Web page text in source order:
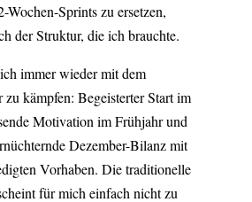
Wochen-Sprints zu ersetzen,
der Struktur, die ich brauchte.
immer wieder mit dem
zu kämpfen: Begeisterter Start im
Motivation im Frühjahr und
Dezember-Bilanz mit
Vorhaben. Die traditionelle
für mich einfach nicht zu